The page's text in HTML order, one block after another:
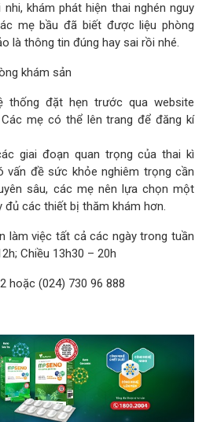
khám phát hiện thai nghén nguy
mẹ bầu đã biết được liệu phòng
là thông tin đúng hay sai rồi nhé.
khám sản
thống đặt hẹn trước qua website
mẹ có thể lên trang để đăng kí
giai đoạn quan trọng của thai kì
vấn đề sức khỏe nghiêm trọng cần
sâu, các mẹ nên lựa chọn một
các thiết bị thăm khám hơn.
làm việc tất cả các ngày trong tuần
Chiều 13h30 – 20h
hoặc (024) 730 96 888